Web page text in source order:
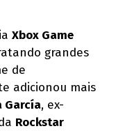
Xbox Game
grandes
de
adicionou mais
García, ex-
Rockstar